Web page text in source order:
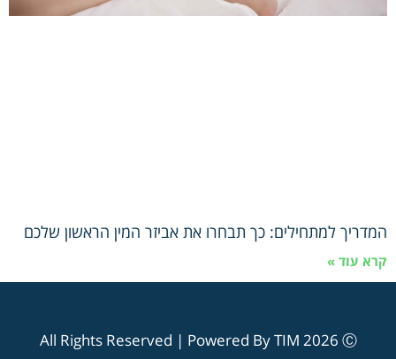
המדריך למתחילים: כך תבחרו את אביזר המין הראשון שלכם
קרא עוד »
All Rights Reserved | Powered By TIM 2026 Ⓒ